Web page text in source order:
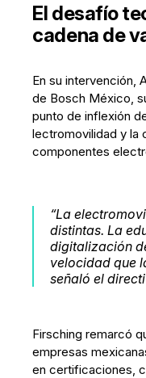
El desafío
cadena de
En su intervención,
de Bosch México,
punto de inflexión
lectromovilidad y la
componentes
“La
distintas. La
digitalización
velocidad que
señaló el
Firsching remarcó
empresas
en certificaciones,